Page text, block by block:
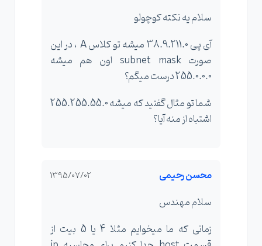
سلام یه نکته کوچولو
آی پی 38.9.211.0 میشه تو کلاس A ، در این
صورت subnet mask اون هم میشه
255.0.0.0 درست میگم؟
شما تو مثال گفتید که میشه 255.255.55.0
اشتباه از منه آیا؟
محسن رحیمی 1395/07/02
سلام مهندس
زمانی که ما میخوایم مثلا 4 یا 5 بیت از